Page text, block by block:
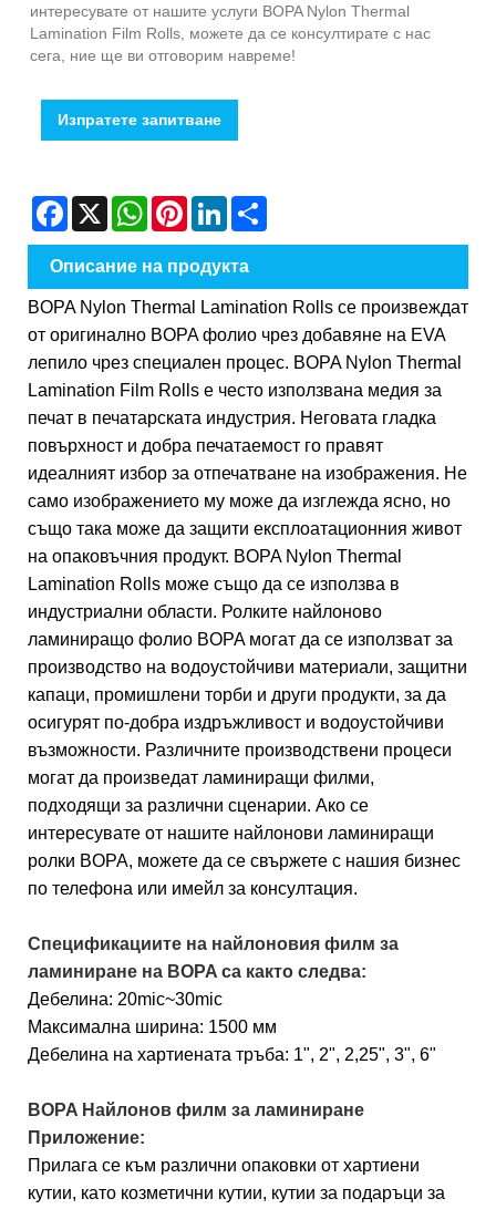
интересувате от нашите услуги BOPA Nylon Thermal
Lamination Film Rolls, можете да се консултирате с нас
сега, ние ще ви отговорим навреме!
Изпратете запитване
Facebook
X WhatsAppPinterestLinkedIn
Описание на продукта
BOPA Nylon Thermal Lamination Rolls се произвеждат
от оригинално BOPA фолио чрез добавяне на EVA
лепило чрез специален процес. BOPA Nylon Thermal
Lamination Film Rolls е често използвана медия за
печат в печатарската индустрия. Неговата гладка
повърхност и добра печатаемост го правят
идеалният избор за отпечатване на изображения. Не
само изображението му може да изглежда ясно, но
също така може да защити експлоатационния живот
на опаковъчния продукт. BOPA Nylon Thermal
Lamination Rolls може също да се използва в
индустриални области. Ролките найлоново
ламиниращо фолио BOPA могат да се използват за
производство на водоустойчиви материали, защитни
капаци, промишлени торби и други продукти, за да
осигурят по-добра издръжливост и водоустойчиви
възможности. Различните производствени процеси
могат да произведат ламиниращи филми,
подходящи за различни сценарии. Ако се
интересувате от нашите найлонови ламиниращи
ролки BOPA, можете да се свържете с нашия бизнес
по телефона или имейл за консултация.
Спецификациите на найлоновия филм за
ламиниране на BOPA са както следва:
Дебелина: 20mic~30mic
Максимална ширина: 1500 мм
Дебелина на хартиената тръба: 1", 2", 2,25", 3", 6"
BOPA Найлонов филм за ламиниране
Приложение:
Прилага се към различни опаковки от хартиени
кутии, като козметични кутии, кутии за подаръци за